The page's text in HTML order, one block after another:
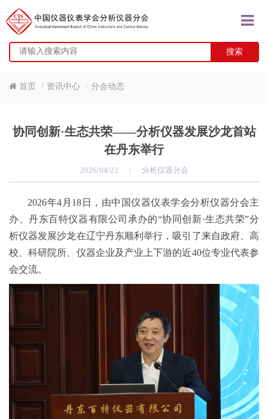
搜索
首页 资讯中心 分会动态
协同创新·生态共荣——分析仪器发展沙龙首站
在丹东举行
2026/04/22 | 分析仪器分会
2026年4月18日，由中国仪器仪表学会分析仪器分会主
办、丹东百特仪器有限公司承办的“协同创新·生态共荣”分
析仪器发展沙龙在辽宁丹东顺利举行，吸引了来自政府、高
校、科研院所、仪器企业及产业上下游的近40位专业代表参
会交流。